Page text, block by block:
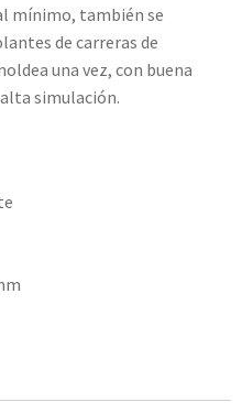
mínimo, también se
de carreras de
una vez, con buena
simulación.